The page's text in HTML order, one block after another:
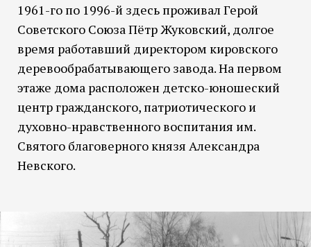
1961-го по 1996-й здесь проживал Герой
Советского Союза Пётр Жуковский, долгое
время работавший директором кировского
деревообрабатывающего завода. На первом
этаже дома расположен детско-юношеский
центр гражданского, патриотического и
духовно-нравственного воспитания им.
Святого благоверного князя Александра
Невского.